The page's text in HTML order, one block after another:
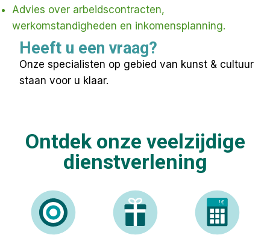
Advies over arbeidscontracten,
werkomstandigheden en inkomensplanning.
Heeft u een vraag?
Onze specialisten op gebied van kunst & cultuur
staan voor u klaar.
Ontdek onze veelzijdige
dienstverlening
€
!